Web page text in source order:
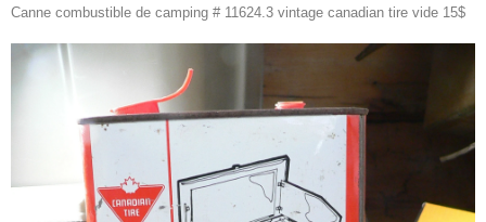
Canne combustible de camping # 11624.3 vintage canadian tire vide 15$